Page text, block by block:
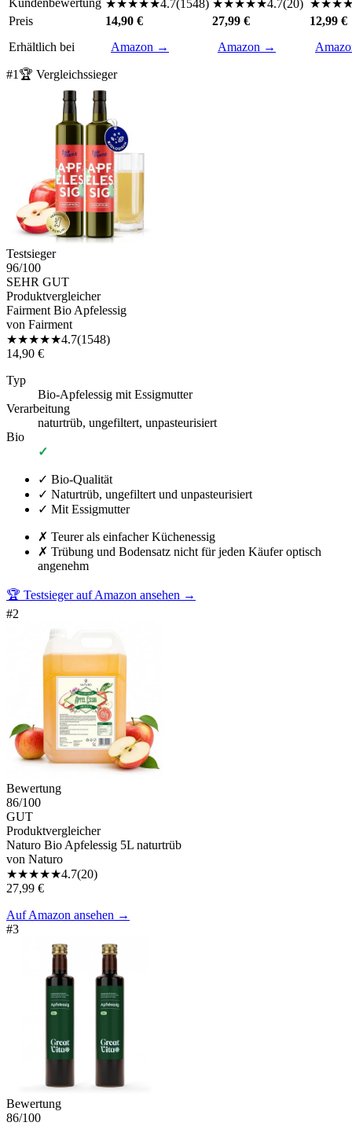
★★★★★4.7(1548) ★★★★★4.7(20) ★★★
Preis
14,90 € 27,99 €
12,99 €
Erhältlich bei
Amazon → Amazon →
#1 🏆 Vergleichssieger
Testsieger
96/100
SEHR GUT
Produktvergleicher
Fairment Bio Apfelessig
von Fairment
★★★★★4.7(1548)
14,90 €
Typ
Bio-Apfelessig mit Essigmutter
Verarbeitung
naturtrüb, ungefiltert, unpasteurisiert
Bio
✓
✓ Bio-Qualität
✓ Naturtrüb, ungefiltert und unpasteurisiert
✓ Mit Essigmutter
✗ Teurer als einfacher Küchenessig
✗ Trübung und Bodensatz nicht für jeden Käufer optisch
angenehm
🏆 Testsieger auf Amazon ansehen →
#2
Bewertung
86/100
GUT
Produktvergleicher
Naturo Bio Apfelessig 5L naturtrüb
von Naturo
★★★★★4.7(20)
27,99 €
Auf Amazon ansehen →
#3
Bewertung
86/100